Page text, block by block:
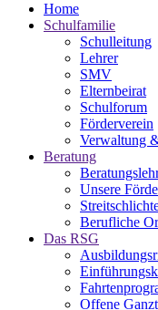
Home
Schulfamilie
Schulleitung
Lehrer
SMV
Elternbeirat
Schulforum
Förderverein
Verwaltung
Beratung
Unsere
Berufliche
Das RSG
Offene